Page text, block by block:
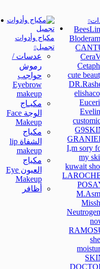
cute
I,m sory
my
kuwait
مكياج وأدوات
تجميل
عدسات /
رموش
حواجب
Eyebrow
makeup
مكيـاج
الوجة Face
Makeup
مكياج
الشفاة lip
makeup
مكياج
العيون Eye
Makeup
أظافر